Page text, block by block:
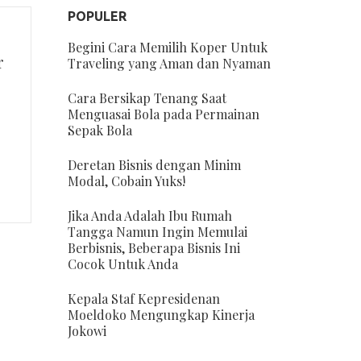
POPULER
Begini Cara Memilih Koper Untuk
Traveling yang Aman dan Nyaman
Cara Bersikap Tenang Saat
Menguasai Bola pada Permainan
Sepak Bola
Deretan Bisnis dengan Minim
Modal, Cobain Yuks!
Jika Anda Adalah Ibu Rumah
Tangga Namun Ingin Memulai
Berbisnis, Beberapa Bisnis Ini
Cocok Untuk Anda
Kepala Staf Kepresidenan
Moeldoko Mengungkap Kinerja
Jokowi